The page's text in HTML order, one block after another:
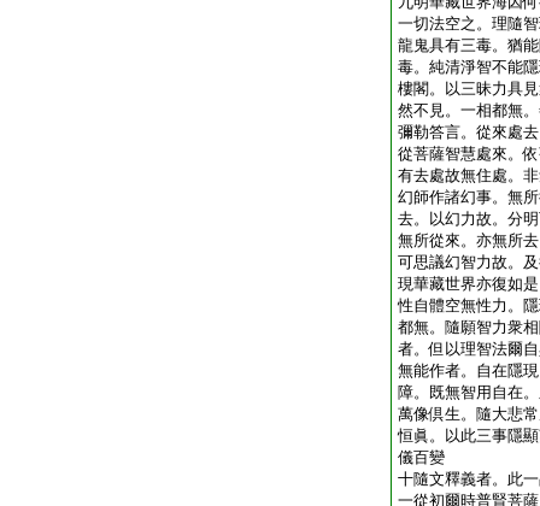
一切法空之。理隨
龍鬼具有三毒。猶
毒。純清淨智不能
樓閣。以三昧力具
然不見。一相都無
彌勒答言。從來處
從菩薩智慧處來。
有去處故無住處。
幻師作諸幻事。無
去。以幻力故。分
無所從來。亦無所
可思議幻智力故。
現華藏世界亦復如
性自體空無性力。
都無。隨願智力衆
者。但以理智法爾
無能作者。自在隱
障。既無智用自在
萬像倶生。隨大悲
恒眞。以此三事隱
儀百變
十隨文釋義者。此
一從初爾時普賢菩